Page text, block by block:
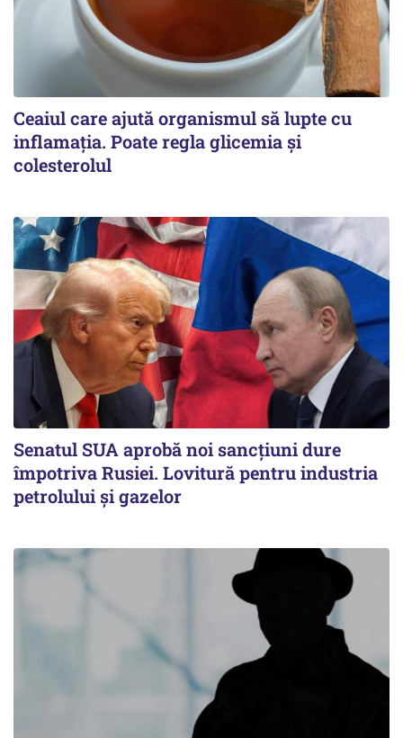
Ceaiul care ajută organismul să lupte cu
inflamația. Poate regla glicemia și
colesterolul
Senatul SUA aprobă noi sancțiuni dure
împotriva Rusiei. Lovitură pentru industria
petrolului și gazelor